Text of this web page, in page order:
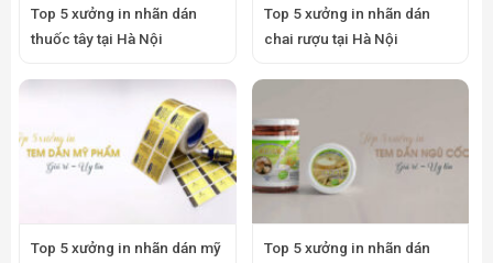
Top 5 xưởng in nhãn dán
thuốc tây tại Hà Nội
Top 5 xưởng in nhãn dán
chai rượu tại Hà Nội
Top 5 xưởng in nhãn dán mỹ
Top 5 xưởng in nhãn dán